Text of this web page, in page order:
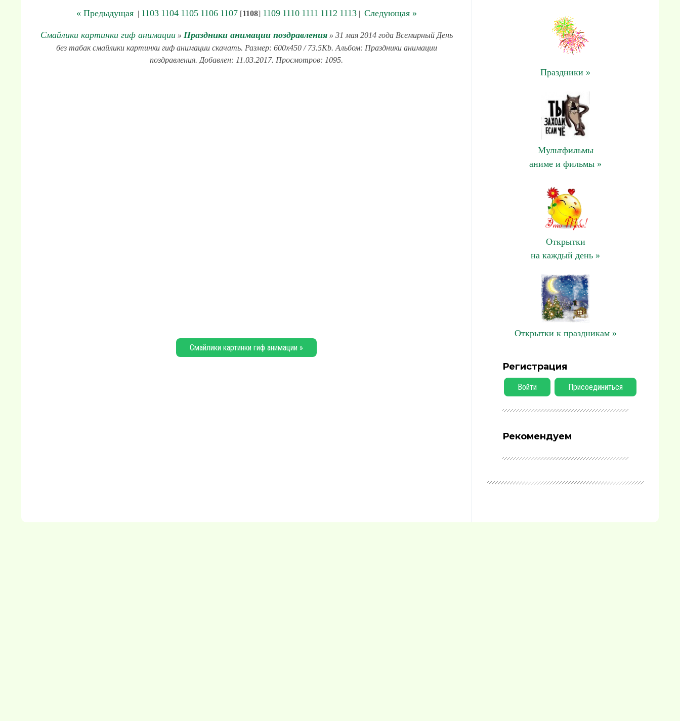
« Предыдущая| 1103 1104 1105 1106 1107[1108] 1109 1110 1111 1112 1113| Следующая »
Смайлики картинки гиф анимации» Праздники анимации поздравления» 31 мая 2014 года Всемирный День
без табак смайлики картинки гиф анимации скачать. Размер: 600x450 / 73.5Kb. Альбом: Праздники анимации
поздравления. Добавлен: 11.03.2017. Просмотров: 1095.
Смайлики картинки гиф анимации »
Праздники »
Мультфильмы
аниме и фильмы »
Открытки
на каждый день »
Открытки к праздникам »
Регистрация
Войти Присоединиться
Рекомендуем